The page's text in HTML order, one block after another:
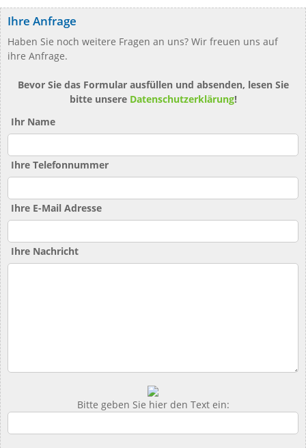
Ihre Anfrage
Haben Sie noch weitere Fragen an uns? Wir freuen uns auf
ihre Anfrage.
Bevor Sie das Formular ausfüllen und absenden, lesen Sie
bitte unsere Datenschutzerklärung!
Ihr Name
Ihre Telefonnummer
Ihre E-Mail Adresse
Ihre Nachricht
Bitte geben Sie hier den Text ein: